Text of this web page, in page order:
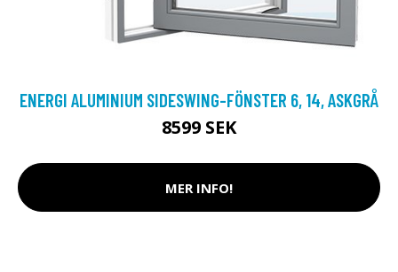
ENERGI ALUMINIUM SIDESWING-FÖNSTER 6, 14, ASKGRÅ
8599 SEK
MER INFO!